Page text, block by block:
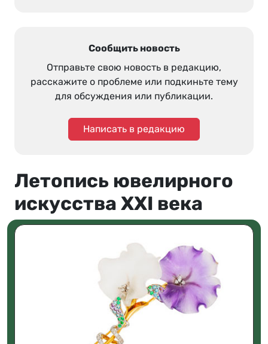
Сообщить новость
Отправьте свою новость в редакцию,
расскажите о проблеме или подкиньте тему
для обсуждения или публикации.
Написать в редакцию
Летопись ювелирного
искусства XXI века